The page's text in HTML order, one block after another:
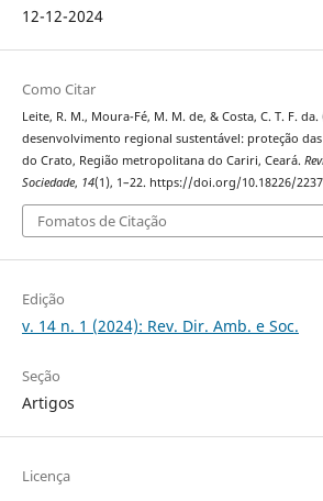
12-12-2024
Como Citar
Leite, R. M., Moura-Fé, M. M. de, & Costa, C. T. F.
desenvolvimento regional sustentável: proteção
do Crato, Região metropolitana do Cariri, Ceará.
Sociedade, 14(1), 1–22. https://doi.org/10.18226/
Fomatos de Citação
Edição
v. 14 n. 1 (2024): Rev. Dir. Amb. e Soc.
Seção
Artigos
Licença